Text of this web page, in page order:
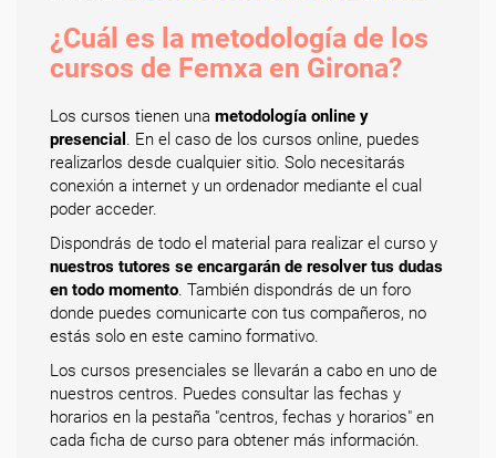
¿Cuál es la metodología de los
cursos de Femxa en Girona?
Los cursos tienen una metodología online y
presencial . En el caso de los cursos online, puedes
realizarlos desde cualquier sitio. Solo necesitarás
conexión a internet y un ordenador mediante el cual
poder acceder.
Dispondrás de todo el material para realizar el curso y
nuestros tutores se encargarán de resolver tus dudas
en todo momento. También dispondrás de un foro
donde puedes comunicarte con tus compañeros, no
estás solo en este camino formativo.
Los cursos presenciales se llevarán a cabo en uno de
nuestros centros. Puedes consultar las fechas y
horarios en la pestaña "centros, fechas y horarios" en
cada ficha de curso para obtener más información.